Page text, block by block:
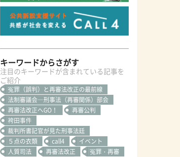
キーワードからさがす
注目のキーワードが含まれている記事を
ご紹介
冤罪（誤判）と再審法改正の最前線
法制審議会―刑事法（再審関係）部会
再審法改正へGO！
再審公判
袴田事件
裁判所書記官が見た刑事法廷
５点の衣類
call4
イベント
人質司法
再審法改正
冤罪・再審